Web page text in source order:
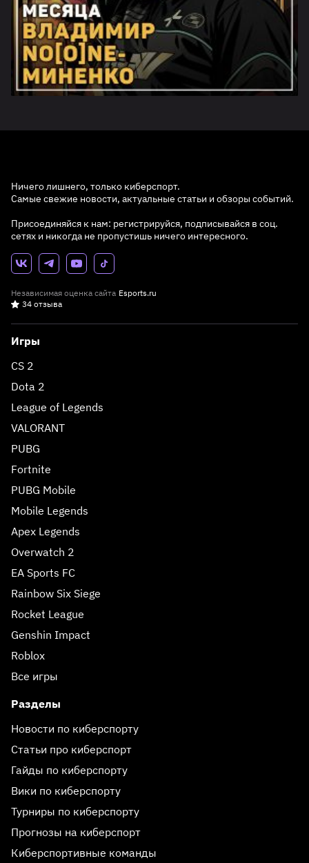
Ничего лишнего, только киберспорт.
Самые свежие новости, актуальные статьи и обзоры событий.
Присоединяйся к нам: регистрируйся, подписывайся в соц.
сетях и никогда не пропустишь ничего интересного.
Независимая оценка сайта Esports.ru
34 отзыва
Игры
CS 2
Dota 2
League of Legends
VALORANT
PUBG
Fortnite
PUBG Mobile
Mobile Legends
Apex Legends
Overwatch 2
EA Sports FC
Rainbow Six Siege
Rocket League
Genshin Impact
Roblox
Все игры
Разделы
Новости по киберспорту
Статьи про киберспорт
Гайды по киберспорту
Вики по киберспорту
Турниры по киберспорту
Прогнозы на киберспорт
Киберспортивные команды